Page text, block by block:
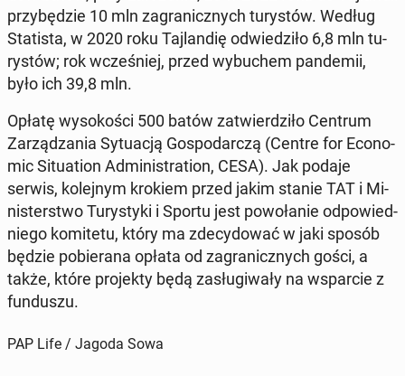
przy­bę­dzie 10 mln za­gra­nicz­nych tu­ry­stów. Według
Sta­ti­sta, w 2020 roku Taj­lan­dię od­wie­dzi­ło 6,8 mln tu­
ry­stów; rok wcze­śniej, przed wy­bu­chem pan­de­mii,
było ich 39,8 mln.
Opłatę wy­so­ko­ści 500 batów za­twier­dzi­ło Centrum
Za­rzą­dza­nia Sy­tu­acją Go­spo­dar­czą (Centre for Eco­no­
mic Si­tu­ation Ad­mi­ni­stra­tion, CESA). Jak podaje
serwis, ko­lej­nym krokiem przed jakim stanie TAT i Mi­
ni­ster­stwo Tu­ry­sty­ki i Sportu jest po­wo­ła­nie od­po­wied­
nie­go ko­mi­te­tu, który ma zde­cy­do­wać w jaki sposób
będzie po­bie­ra­na opłata od za­gra­nicz­nych gości, a
także, które pro­jek­ty będą za­słu­gi­wa­ły na wspar­cie z
fun­du­szu.
PAP Life / Jagoda Sowa